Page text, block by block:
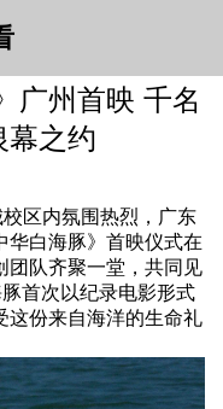
广州首映 千名
幕之约
区内氛围热烈，广东
华白海豚》首映仪式在
团队齐聚一堂，共同见
首次以纪录电影形式
这份来自海洋的生命礼